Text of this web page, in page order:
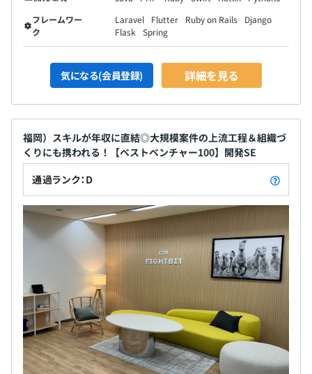
フレームワー
ク
Laravel Flutter Ruby on Rails
Django
Flask
Spring
気になる(会員登録) 詳細を見る
福岡）スキルが年収に直結◎大規模案件の上流工程＆組織づ
くりにも携われる！【ベストベンチャー100】開発SE
通過ランク：D